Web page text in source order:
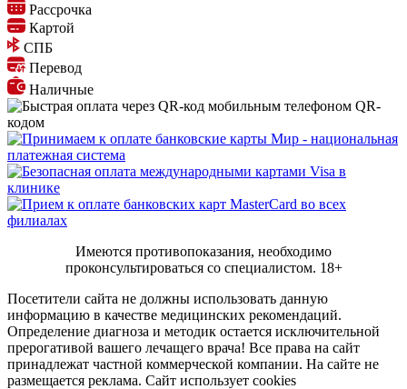
Рассрочка
Картой
СПБ
Перевод
Наличные
QR-
кодом
Имеются противопоказания, необходимо
проконсультироваться со специалистом. 18+
Посетители сайта не должны использовать данную
информацию в качестве медицинских рекомендаций.
Определение диагноза и методик остается исключительной
прерогативой вашего лечащего врача! Все права на сайт
принадлежат частной коммерческой компании. На сайте не
размещается реклама. Сайт использует cookies